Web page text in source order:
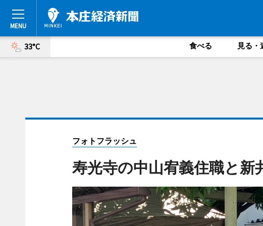
33°C 食べる 見る・
フォトフラッシュ
寿光寺の中山宥義住職と新